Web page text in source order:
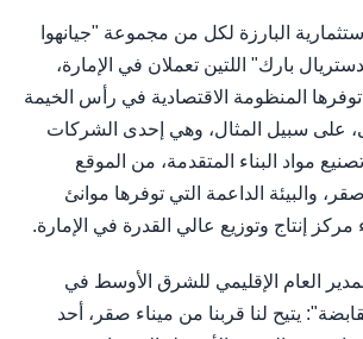
البارزة لكل من مجموعة "جيانهوا
بارك" اللتين تعملان في الإمارة،
توفرها المنظومة الاقتصادية في رأس الخيمة
على سبيل المثال، وهي إحدى الشركات
مواد البناء المتقدمة، من الموقع
صقر، والبيئة الداعمة التي توفرها موانئ
إنتاج وتوزيع عالي القدرة في الإمارة.
العام الإقليمي للشرق الأوسط في
يتيح لنا قربنا من ميناء صقر، أحد